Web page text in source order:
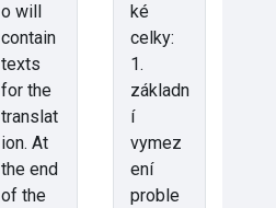
o will
contain
texts
for the
translat
ion. At
the end
of the
ké
celky:
1.
základn
í
vymez
ení
proble